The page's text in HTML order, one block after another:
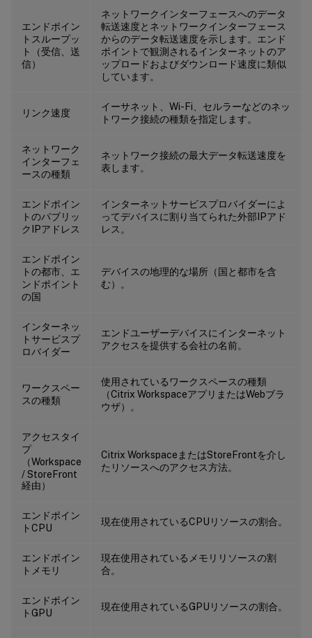
エンドポイン
トスループッ
ト（受信、送
信）
ネットワークインターフェースへのデータ
転送速度とネットワークインターフェース
からのデータ転送速度を示します。エンド
ポイントで観測されるインターネットのア
ップロードおよびダウンロード速度に類似
しています。
リンク速度
イーサネット、Wi-Fi、セルラーなどのネッ
トワーク接続の種類を指定します。
ネットワーク
インターフェ
ースの種類
ネットワーク接続の最大データ転送速度を
表します。
エンドポイン
トのパブリッ
クIPアドレス
インターネットサービスプロバイダーによ
ってデバイスに割り当てられた外部IPアド
レス。
エンドポイン
トの都市、エ
ンドポイント
の国
デバイスの地理的な場所（国と都市を含
む）。
インターネッ
トサービスプ
ロバイダー
エンドユーザーデバイスにインターネット
アクセスを提供する会社の名前。
ワークスペー
スの種類
使用されているワークスペースの種類
（Citrix WorkspaceアプリまたはWebブラ
ウザ）。
アクセスタイ
プ
（Workspace
/ StoreFront
経由）
Citrix WorkspaceまたはStoreFrontを介し
たリソースへのアクセス方法。
エンドポイン
トCPU
現在使用されているCPUリソースの割合。
エンドポイン
トメモリ
現在使用されているメモリリソースの割
合。
エンドポイン
トGPU
現在使用されているGPUリソースの割合。